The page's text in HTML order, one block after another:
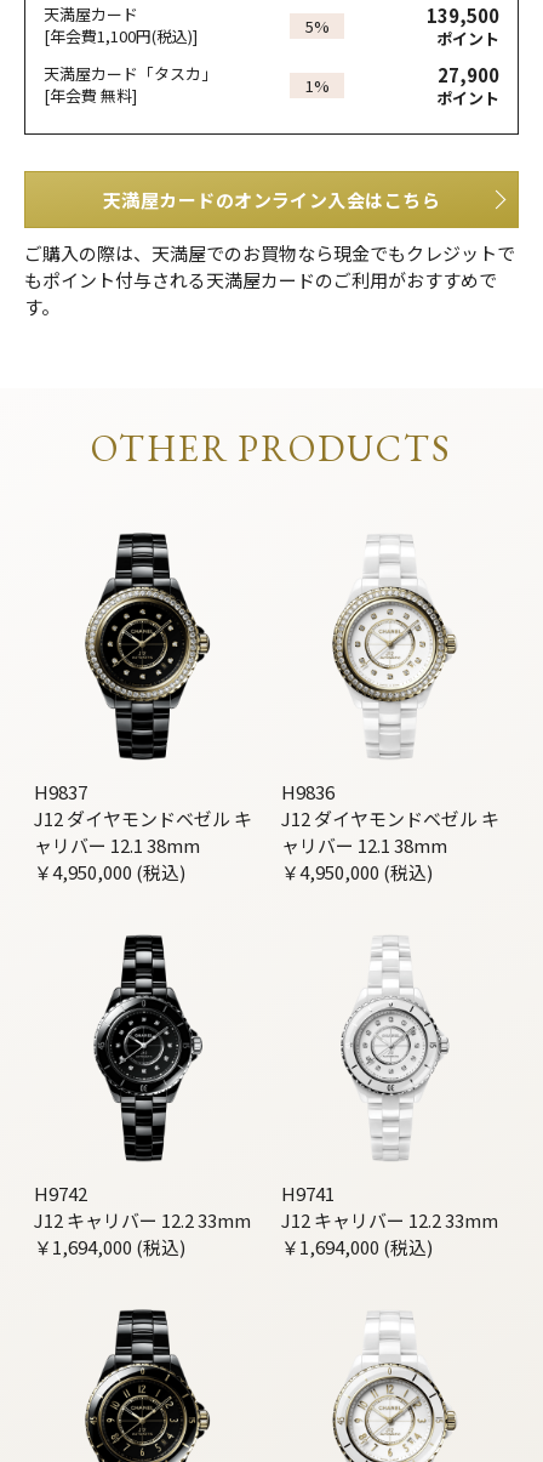
天満屋カード
[年会費1,100円(税込)]
5% 139,500
ポイント
天満屋カード「タスカ」
[年会費 無料]
1% 27,900
ポイント
天満屋カードのオンライン入会はこちら
ご購入の際は、天満屋でのお買物なら現金でもクレジットで
もポイント付与される天満屋カードのご利用がおすすめで
す。
OTHER PRODUCTS
H9837
J12 ダイヤモンドベゼル キ
ャリバー 12.1 38mm
￥4,950,000 (税込)
H9836
J12 ダイヤモンドベゼル キ
ャリバー 12.1 38mm
￥4,950,000 (税込)
H9742
J12 キャリバー 12.2 33mm
￥1,694,000 (税込)
H9741
J12 キャリバー 12.2 33mm
￥1,694,000 (税込)